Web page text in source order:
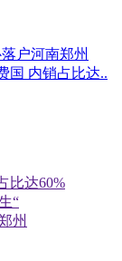
户河南郑州
国 内销占比达..
比达60%
“
州